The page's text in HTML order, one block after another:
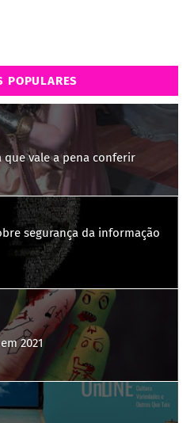
POPULARES
uma peça que vale a pena conferir
segurança da informação
2021